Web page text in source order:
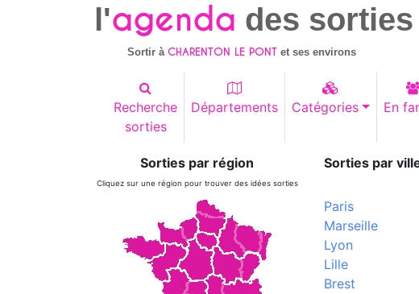
l'agenda des sorties
Sortir àCHARENTON LE PONT et ses environs
Recherche
sorties
Départements Catégories En
Sorties par région
Cliquez sur une région pour trouver des idées sorties
Sorties par
Paris
Marseille
Lyon
Lille
Brest